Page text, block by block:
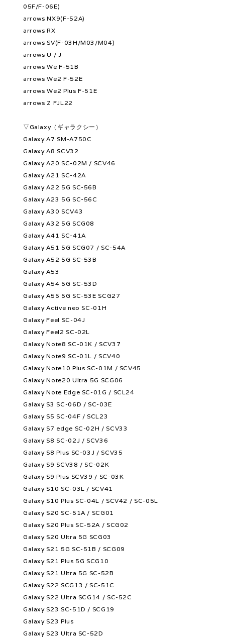
05F/F-06E)
arrows NX9(F-52A)
arrows RX
arrows SV(F-03H/M03/M04)
arrows U / J
arrows We F-51B
arrows We2 F-52E
arrows We2 Plus F-51E
arrows Z FJL22
▽Galaxy（ギャラクシー）
Galaxy A7 SM-A750C
Galaxy A8 SCV32
Galaxy A20 SC-02M / SCV46
Galaxy A21 SC-42A
Galaxy A22 5G SC-56B
Galaxy A23 5G SC-56C
Galaxy A30 SCV43
Galaxy A32 5G SCG08
Galaxy A41 SC-41A
Galaxy A51 5G SCG07 / SC-54A
Galaxy A52 5G SC-53B
Galaxy A53
Galaxy A54 5G SC-53D
Galaxy A55 5G SC-53E SCG27
Galaxy Active neo SC-01H
Galaxy Feel SC-04J
Galaxy Feel2 SC-02L
Galaxy Note8 SC-01K / SCV37
Galaxy Note9 SC-01L / SCV40
Galaxy Note10 Plus SC-01M / SCV45
Galaxy Note20 Ultra 5G SCG06
Galaxy Note Edge SC-01G / SCL24
Galaxy S3 SC-06D / SC-03E
Galaxy S5 SC-04F / SCL23
Galaxy S7 edge SC-02H / SCV33
Galaxy S8 SC-02J / SCV36
Galaxy S8 Plus SC-03J / SCV35
Galaxy S9 SCV38 / SC-02K
Galaxy S9 Plus SCV39 / SC-03K
Galaxy S10 SC-03L / SCV41
Galaxy S10 Plus SC-04L / SCV42 / SC-05L
Galaxy S20 SC-51A / SCG01
Galaxy S20 Plus SC-52A / SCG02
Galaxy S20 Ultra 5G SCG03
Galaxy S21 5G SC-51B / SCG09
Galaxy S21 Plus 5G SCG10
Galaxy S21 Ultra 5G SC-52B
Galaxy S22 SCG13 / SC-51C
Galaxy S22 Ultra SCG14 / SC-52C
Galaxy S23 SC-51D / SCG19
Galaxy S23 Plus
Galaxy S23 Ultra SC-52D